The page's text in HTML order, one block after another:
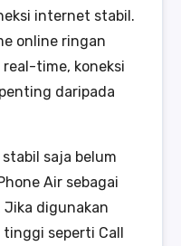
internet stabil.
online ringan
time, koneksi
daripada
saja belum
Air sebagai
Jika digunakan
seperti Call